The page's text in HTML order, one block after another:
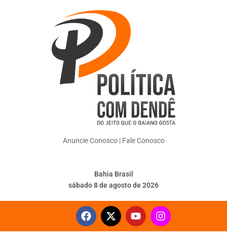
Anuncie Conosco| Fale Conosco
Bahia Brasil
sábado 8 de agosto de 2026